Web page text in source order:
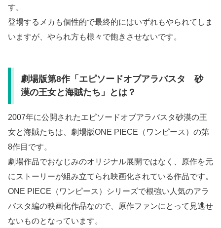
す。
登場するメカも個性的で最終的にはいずれもやられてしま
いますが、やられ方も様々で飽きさせないです。
劇場版第8作「エピソードオブアラバスタ 砂
漠の王女と海賊たち」とは？
2007年に公開されたエピソードオブアラバスタ砂漠の王
女と海賊たちは、劇場版ONE PIECE（ワンピース）の第
8作目です。
劇場作品でおなじみのオリジナル展開ではなく、原作を元
にストーリーが組み立てられ映画化されている作品です。
ONE PIECE（ワンピース）シリーズで根強い人気のアラ
バスタ編の映画化作品なので、原作ファンにとって見逃せ
ないものとなっています。